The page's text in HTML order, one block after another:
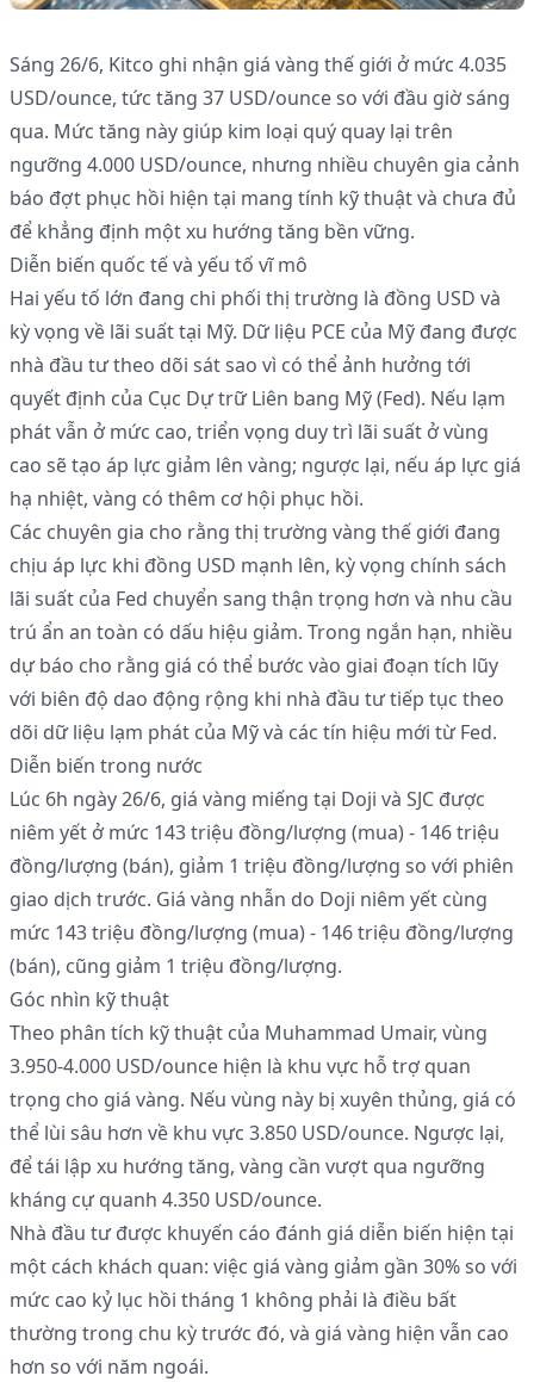
Sáng 26/6, Kitco ghi nhận giá vàng thế giới ở mức 4.035
USD/ounce, tức tăng 37 USD/ounce so với đầu giờ sáng
qua. Mức tăng này giúp kim loại quý quay lại trên
ngưỡng 4.000 USD/ounce, nhưng nhiều chuyên gia cảnh
báo đợt phục hồi hiện tại mang tính kỹ thuật và chưa đủ
để khẳng định một xu hướng tăng bền vững.
Diễn biến quốc tế và yếu tố vĩ mô
Hai yếu tố lớn đang chi phối thị trường là đồng USD và
kỳ vọng về lãi suất tại Mỹ. Dữ liệu PCE của Mỹ đang được
nhà đầu tư theo dõi sát sao vì có thể ảnh hưởng tới
quyết định của Cục Dự trữ Liên bang Mỹ (Fed). Nếu lạm
phát vẫn ở mức cao, triển vọng duy trì lãi suất ở vùng
cao sẽ tạo áp lực giảm lên vàng; ngược lại, nếu áp lực giá
hạ nhiệt, vàng có thêm cơ hội phục hồi.
Các chuyên gia cho rằng thị trường vàng thế giới đang
chịu áp lực khi đồng USD mạnh lên, kỳ vọng chính sách
lãi suất của Fed chuyển sang thận trọng hơn và nhu cầu
trú ẩn an toàn có dấu hiệu giảm. Trong ngắn hạn, nhiều
dự báo cho rằng giá có thể bước vào giai đoạn tích lũy
với biên độ dao động rộng khi nhà đầu tư tiếp tục theo
dõi dữ liệu lạm phát của Mỹ và các tín hiệu mới từ Fed.
Diễn biến trong nước
Lúc 6h ngày 26/6, giá vàng miếng tại Doji và SJC được
niêm yết ở mức 143 triệu đồng/lượng (mua) - 146 triệu
đồng/lượng (bán), giảm 1 triệu đồng/lượng so với phiên
giao dịch trước. Giá vàng nhẫn do Doji niêm yết cùng
mức 143 triệu đồng/lượng (mua) - 146 triệu đồng/lượng
(bán), cũng giảm 1 triệu đồng/lượng.
Góc nhìn kỹ thuật
Theo phân tích kỹ thuật của Muhammad Umair, vùng
3.950-4.000 USD/ounce hiện là khu vực hỗ trợ quan
trọng cho giá vàng. Nếu vùng này bị xuyên thủng, giá có
thể lùi sâu hơn về khu vực 3.850 USD/ounce. Ngược lại,
để tái lập xu hướng tăng, vàng cần vượt qua ngưỡng
kháng cự quanh 4.350 USD/ounce.
Nhà đầu tư được khuyến cáo đánh giá diễn biến hiện tại
một cách khách quan: việc giá vàng giảm gần 30% so với
mức cao kỷ lục hồi tháng 1 không phải là điều bất
thường trong chu kỳ trước đó, và giá vàng hiện vẫn cao
hơn so với năm ngoái.